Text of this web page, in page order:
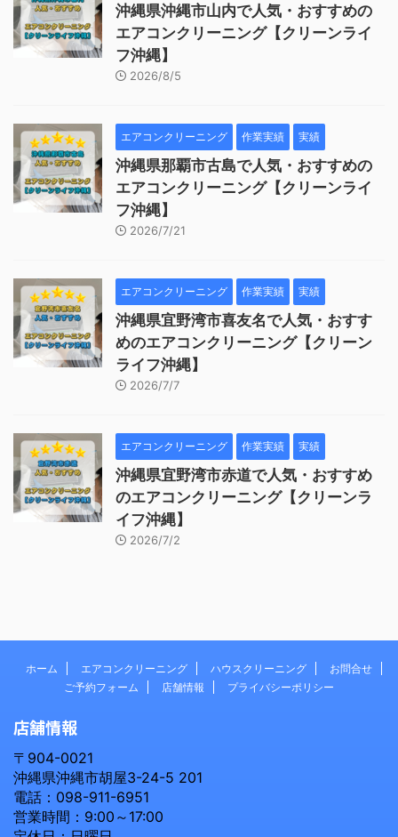
沖縄県沖縄市山内で人気・おすすめの
エアコンクリーニング【クリーンライ
フ沖縄】
2026/8/5
エアコンクリーニング 作業実績 実績
沖縄県那覇市古島で人気・おすすめの
エアコンクリーニング【クリーンライ
フ沖縄】
2026/7/21
エアコンクリーニング 作業実績 実績
沖縄県宜野湾市喜友名で人気・おすす
めのエアコンクリーニング【クリーン
ライフ沖縄】
2026/7/7
エアコンクリーニング 作業実績 実績
沖縄県宜野湾市赤道で人気・おすすめ
のエアコンクリーニング【クリーンラ
イフ沖縄】
2026/7/2
ホーム エアコンクリーニング ハウスクリーニング
お問合せ
ご予約フォーム
店舗情報 プライバシーポリシー
店舗情報
〒904-0021
沖縄県沖縄市胡屋3-24-5 201
電話：098-911-6951
営業時間：9:00～17:00